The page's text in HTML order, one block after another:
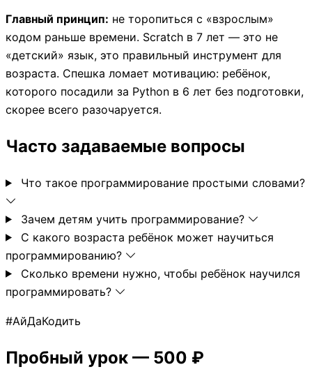
Главный принцип: не торопиться с «взрослым»
кодом раньше времени. Scratch в 7 лет — это не
«детский» язык, это правильный инструмент для
возраста. Спешка ломает мотивацию: ребёнок,
которого посадили за Python в 6 лет без подготовки,
скорее всего разочаруется.
Часто задаваемые вопросы
Что такое программирование простыми словами?
Зачем детям учить программирование?
С какого возраста ребёнок может научиться
программированию?
Сколько времени нужно, чтобы ребёнок научился
программировать?
#АйДаКодить
Пробный урок — 500 ₽